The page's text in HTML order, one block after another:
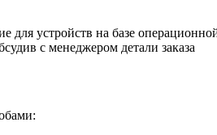
для устройств на базе
с менеджером детали заказа